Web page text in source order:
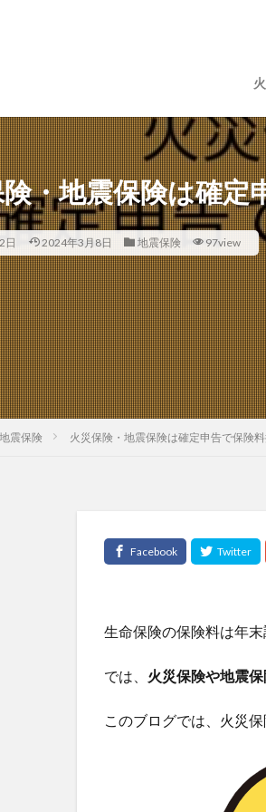
・地震保険は確定
日 2024年3月8日 地震保険 97view
地震保険 火災保険・地震保険は確定申告で保険
生命保険の保険料は年
では、 火災保険や地震
このブログでは、火災